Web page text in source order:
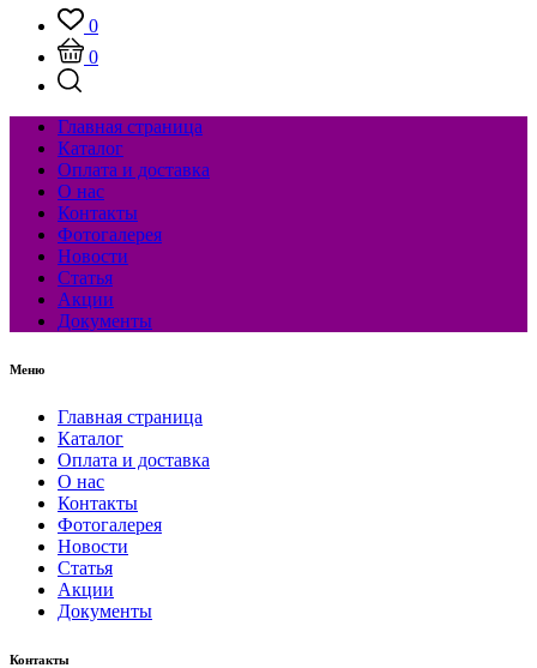
0
0
Главная страница
Каталог
Оплата и доставка
О нас
Контакты
Фотогалерея
Новости
Статья
Акции
Документы
Меню
Главная страница
Каталог
Оплата и доставка
О нас
Контакты
Фотогалерея
Новости
Статья
Акции
Документы
Контакты